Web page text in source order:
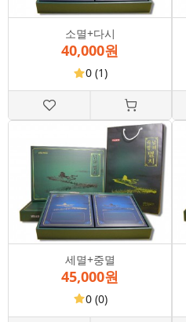
소멸+다시
40,000원
0 (1)
세멸+중멸
45,000원
0 (0)